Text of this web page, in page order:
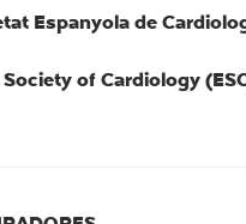
Espanyola de
of Cardiology